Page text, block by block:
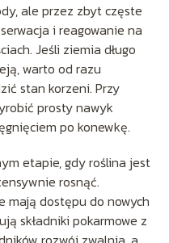
ale przez zbyt częste
i reagowanie na
Jeśli ziemia długo
warto od razu
stan korzeni. Przy
prosty nawyk
po konewkę.
etapie, gdy roślina jest
rosnąć.
mają dostępu do nowych
składniki pokarmowe z